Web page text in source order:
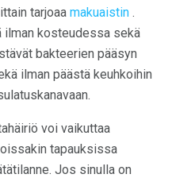
tarjoaa makuaistin .
ilman kosteudessa sekä
bakteerien pääsyn
ilman päästä keuhkoihin
voi vaikuttaa
tapauksissa
Jos sinulla on